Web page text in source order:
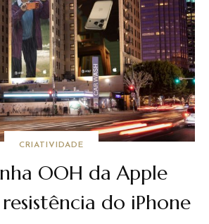
CRIATIVIDADE
OOH da Apple
do iPhone